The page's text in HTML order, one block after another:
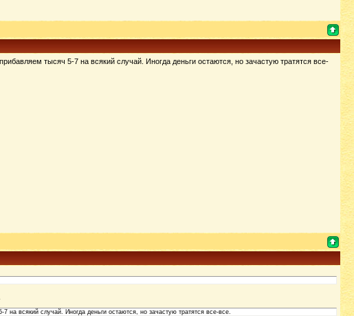
тысяч 5-7 на всякий случай. Иногда деньги остаются, но зачастую тратятся все-
на всякий случай. Иногда деньги остаются, но зачастую тратятся все-все.